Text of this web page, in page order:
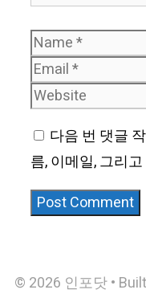
Name
다음 번 댓글
름, 이메일, 그리
© 2026 인포닷•